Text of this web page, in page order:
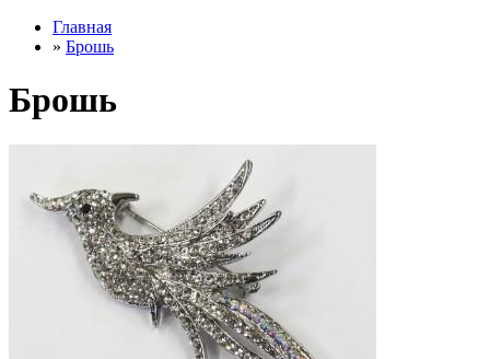
Главная
» Брошь
Брошь